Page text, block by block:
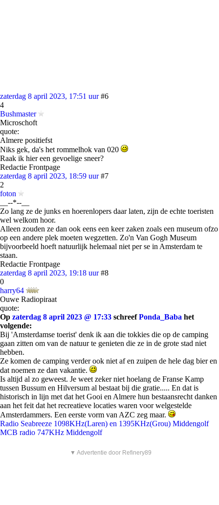
zaterdag 8 april 2023, 17:51 uur #6
4
Bushmaster
Microschoft
quote:
Almere positiefst
Niks gek, da's het rommelhok van 020
Raak ik hier een gevoelige sneer?
Redactie Frontpage
zaterdag 8 april 2023, 18:59 uur #7
2
foton
__--*--__
Zo lang ze de junks en hoerenlopers daar laten, zijn de echte toeristen
wel welkom hoor.
Alleen zouden ze dan ook eens een keer zaken zoals een museum ofzo
op een andere plek moeten wegzetten. Zo'n Van Gogh Museum
bijvoorbeeld hoeft natuurlijk helemaal niet per se in Amsterdam te
staan.
Redactie Frontpage
zaterdag 8 april 2023, 19:18 uur #8
0
harry64
Ouwe Radiopiraat
quote:
Op zaterdag 8 april 2023 @ 17:33 schreefPonda_Baba het
volgende:
Bij 'Amsterdamse toerist' denk ik aan die tokkies die op de camping
gaan zitten om van de natuur te genieten die ze in de grote stad niet
hebben.
Ze komen de camping verder ook niet af en zuipen de hele dag bier en
dat noemen ze dan vakantie.
Is altijd al zo geweest. Je weet zeker niet hoelang de Franse Kamp
tussen Bussum en Hilversum al bestaat bij die gratie..... En dat is
historisch in lijn met dat het Gooi en Almere hun bestaansrecht danken
aan het feit dat het recreatieve locaties waren voor welgestelde
Amsterdammers. Een eerste vorm van AZC zeg maar.
Radio Seabreeze 1098KHz(Laren) en 1395KHz(Grou) Middengolf
MCB radio 747KHz Middengolf
▼ Advertentie door Refinery89